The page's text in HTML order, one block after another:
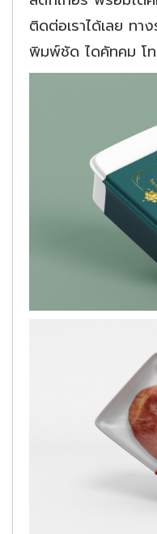
ติดต่อเราได้เลย ทา
พิมพ์ชัด ไดคัทคม โ